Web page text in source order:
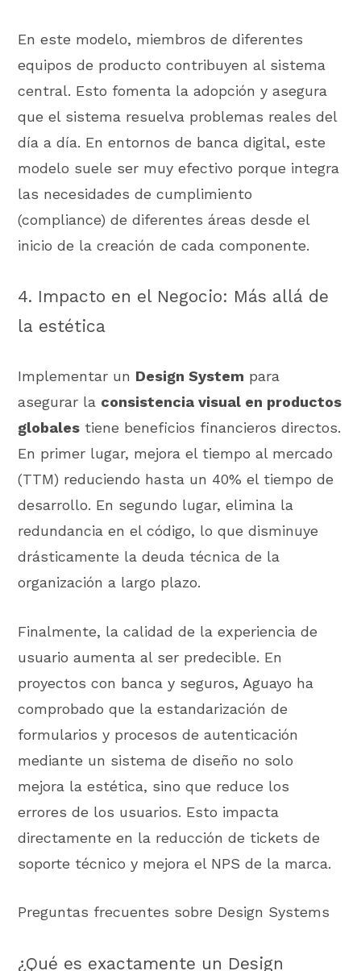
En este modelo, miembros de diferentes
equipos de producto contribuyen al sistema
central. Esto fomenta la adopción y asegura
que el sistema resuelva problemas reales del
día a día. En entornos de banca digital, este
modelo suele ser muy efectivo porque integra
las necesidades de cumplimiento
(compliance) de diferentes áreas desde el
inicio de la creación de cada componente.
4. Impacto en el Negocio: Más allá de
la estética
Implementar un Design System para
asegurar la consistencia visual en productos
globales tiene beneficios financieros directos.
En primer lugar, mejora el tiempo al mercado
(TTM) reduciendo hasta un 40% el tiempo de
desarrollo. En segundo lugar, elimina la
redundancia en el código, lo que disminuye
drásticamente la deuda técnica de la
organización a largo plazo.
Finalmente, la calidad de la experiencia de
usuario aumenta al ser predecible. En
proyectos con banca y seguros, Aguayo ha
comprobado que la estandarización de
formularios y procesos de autenticación
mediante un sistema de diseño no solo
mejora la estética, sino que reduce los
errores de los usuarios. Esto impacta
directamente en la reducción de tickets de
soporte técnico y mejora el NPS de la marca.
Preguntas frecuentes sobre Design Systems
¿Qué es exactamente un Design